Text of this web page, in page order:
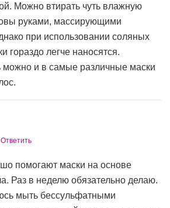
Можно втирать чуть влажную
руками, массирующими
при использовании соляных
гораздо легче наносятся.
можно и в самые различные маски
Ответить
помогают маски на основе
Раз в неделю обязательно делаю.
мыть бессульфатными